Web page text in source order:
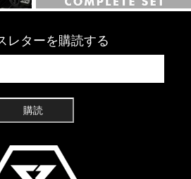
レターを購読する
購読